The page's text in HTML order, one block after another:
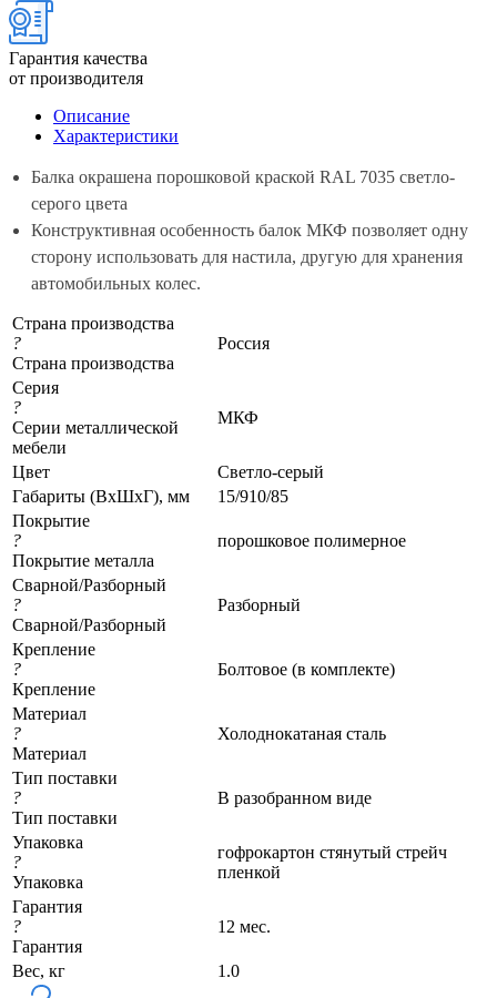
Гарантия качества
от производителя
Описание
Характеристики
Балка окрашена порошковой краской RAL 7035 светло-
серого цвета
Конструктивная особенность балок МКФ позволяет одну
сторону использовать для настила, другую для хранения
автомобильных колес.
Страна производства
?
Страна производства
Россия
Серия
?
Серии металлической
мебели
МКФ
Цвет
Светло-серый
Габариты (ВхШхГ), мм
15/910/85
Покрытие
?
Покрытие металла
порошковое полимерное
Сварной/Разборный
?
Сварной/Разборный
Разборный
Крепление
?
Крепление
Болтовое (в комплекте)
Материал
?
Материал
Холоднокатаная сталь
Тип поставки
?
Тип поставки
В разобранном виде
Упаковка
?
Упаковка
гофрокартон стянутый стрейч
пленкой
Гарантия
?
Гарантия
12 мес.
Вес, кг 1.0